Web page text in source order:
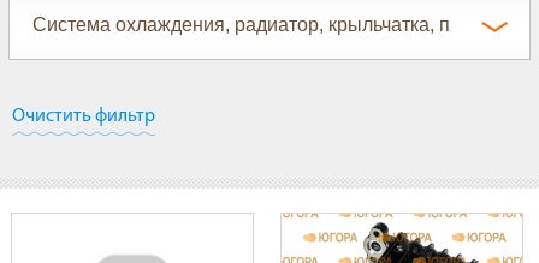
О компании
Очистить фильтр